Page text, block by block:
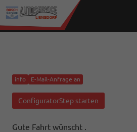
info E-Mail-Anfrage an
ConfiguratorStep starten
Gute Fahrt wünscht .